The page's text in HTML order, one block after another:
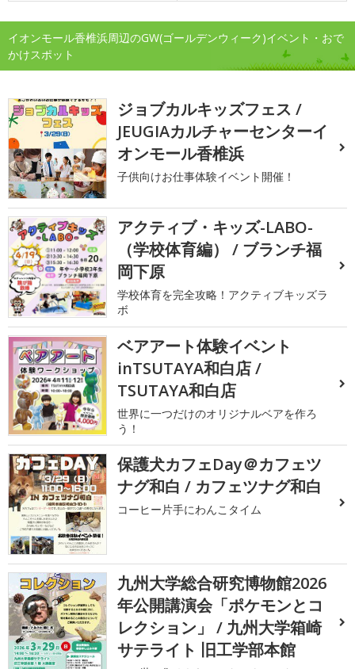
イオンモール香椎浜周辺のGW(ゴールデンウィーク)イベント・おで
かけスポット
ジョブカルキッズフェス /
JEUGIAカルチャーセンターイ
オンモール香椎浜
子供向けお仕事体験イベント開催！
アクティブ・キッズ-LABO-
（学校体育編） / ブランチ福
岡下原
学校体育を完全攻略！アクティブキッズラ
ボ
ベアアート体験イベント
inTSUTAYA和白店 /
TSUTAYA和白店
世界に一つだけのオリジナルベアを作ろ
う！
保護犬カフェDay＠カフェツ
ナグ和白 / カフェツナグ和白
コーヒー片手にわんこタイム
九州大学総合研究博物館2026
年公開講演会「ポケモンとコ
レクション」 / 九州大学箱崎
サテライト 旧工学部本館